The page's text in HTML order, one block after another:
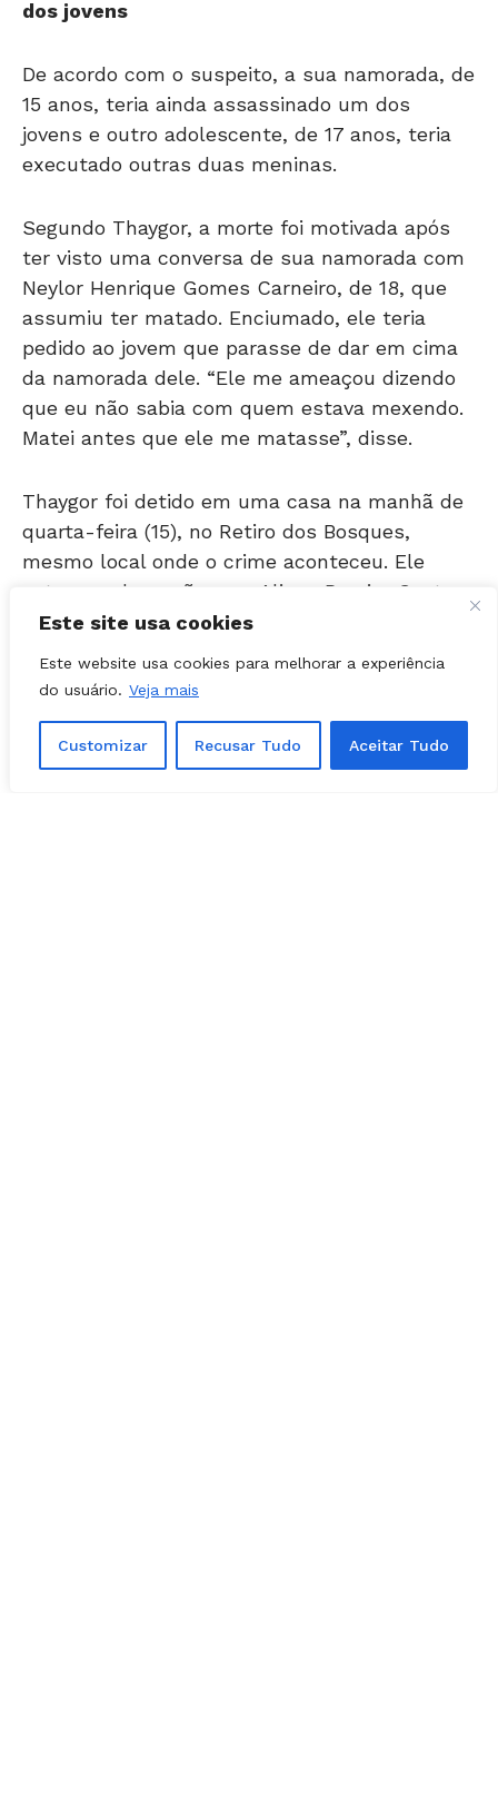
Este site usa cookies
Este website usa cookies para melhorar a experiência
do usuário. Veja mais
Customizar Recusar Tudo Aceitar Tudo
15 anos, teria ainda assassinado um dos
jovens e outro adolescente, de 17 anos, teria
executado outras duas meninas.
ter visto uma conversa de sua namorada com
Neylor Henrique Gomes Carneiro, de 18, que
assumiu ter matado. Enciumado, ele teria
pedido ao jovem que parasse de dar em cima
da namorada dele. “Ele me ameaçou dizendo
que eu não sabia com quem estava mexendo.
Matei antes que ele me matasse”, disse.
quarta-feira (15), no Retiro dos Bosques,
mesmo local onde o crime aconteceu. Ele
estava no barracão com Alison Pereira Costa e
Silva, de 19 anos, que também é suspeito no
caso e foi preso. As armas que teriam sido
recolhidas pela polícia.